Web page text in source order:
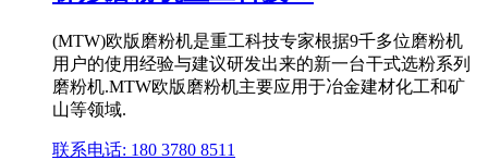
(MTW)欧版磨粉机是重工科技专家根据9千多位磨粉机
用户的使用经验与建议研发出来的新一台干式选粉系列
磨粉机.MTW欧版磨粉机主要应用于冶金建材化工和矿
山等领域.
联系电话: 180 3780 8511